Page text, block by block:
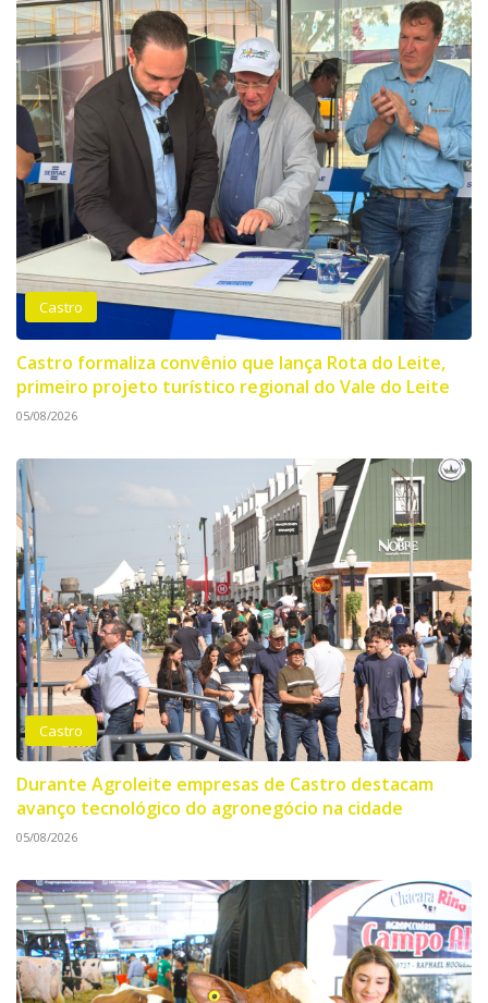
Castro
Castro formaliza convênio que lança Rota do Leite,
primeiro projeto turístico regional do Vale do Leite
05/08/2026
Castro
Durante Agroleite empresas de Castro destacam
avanço tecnológico do agronegócio na cidade
05/08/2026